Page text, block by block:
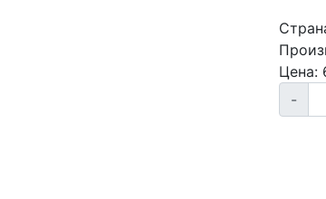
Цена:
-